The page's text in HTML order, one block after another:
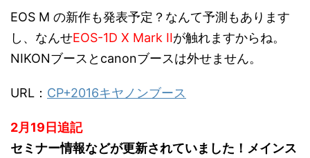
EOS M の新作も発表予定？なんて予測もあります
し、なんせEOS-1D X Mark IIが触れますからね。
NIKONブースとcanonブースは外せません。
URL： CP+2016キヤノンブース
2月19日追記
セミナー情報などが更新されていました！メインス